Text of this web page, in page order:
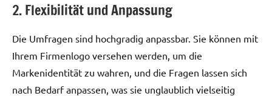
2. Flexibilität und Anpassung
Die Umfragen sind hochgradig anpassbar. Sie können mit
Ihrem Firmenlogo versehen werden, um die
Markenidentität zu wahren, und die Fragen lassen sich
nach Bedarf anpassen, was sie unglaublich vielseitig